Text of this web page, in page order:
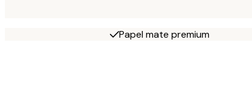
Papel mate premium